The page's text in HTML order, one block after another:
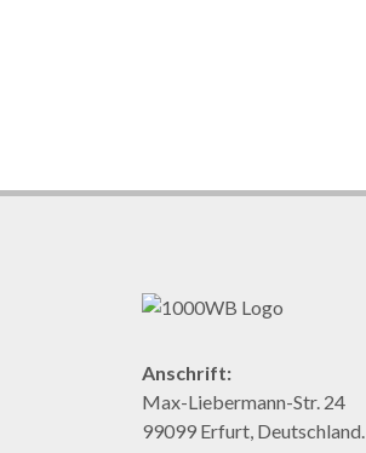
Anschrift:
Max-Liebermann-Str. 24
99099 Erfurt, Deutschland.